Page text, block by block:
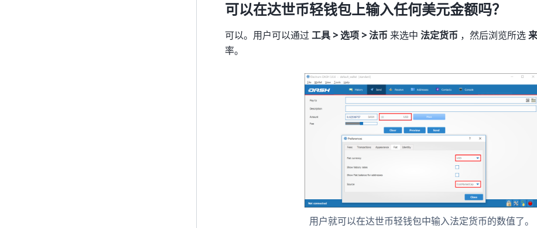
可以在达世币轻钱包上输入任何美元金额吗？
可以。用户可以通过 工具 > 选项 > 法币 来选中 法定货币 ，然后浏览所选
率。
用户就可以在达世币轻钱包中输入法定货币的数值了。